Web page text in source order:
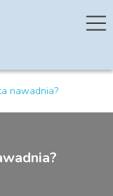
nawadnia?